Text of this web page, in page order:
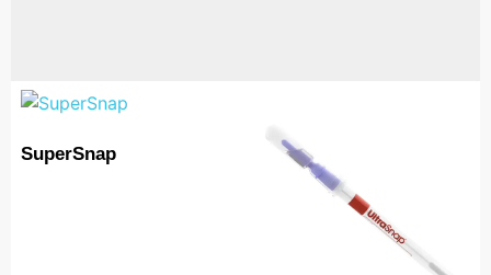
SuperSnap